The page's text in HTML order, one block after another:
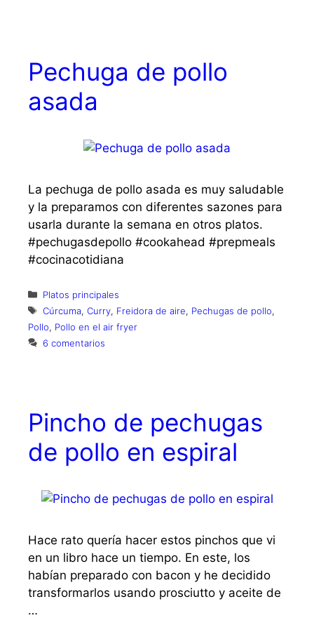
Pechuga de pollo
asada
La pechuga de pollo asada es muy saludable
y la preparamos con diferentes sazones para
usarla durante la semana en otros platos.
#pechugasdepollo #cookahead #prepmeals
#cocinacotidiana
Categorías
Platos principales
Etiquetas
Cúrcuma, Curry, Freidora de aire, Pechugas de pollo,
Pollo, Pollo en el air fryer
6 comentarios
Pincho de pechugas
de pollo en espiral
Hace rato quería hacer estos pinchos que vi
en un libro hace un tiempo. En este, los
habían preparado con bacon y he decidido
transformarlos usando prosciutto y aceite de
…